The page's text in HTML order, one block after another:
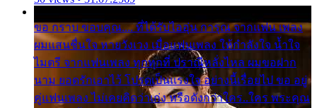
ขอ กราบ ขอบคุณ.... ที่ได้รับไออุ่น การุณ จากแฟน เพลง
ผมแสนชื่นใจ หายวังเวง เมื่อแฟนเพลง ให้กำลังใจ น้ำใจ
ไมตรี จากแฟนเพลง ทุกทุกที่ ปราณีหลั่งไหล ผมขอฝาก
นาม ยอดรักเอาไว้ โปรดเป็นแรงใจ อย่างนี้เรื่อยไป ขอ อยู่
คู่แฟนเพลง ไม่เคยคิดว่าเก่ง หรือดังกว่าใคร..ใคร พระคุณ